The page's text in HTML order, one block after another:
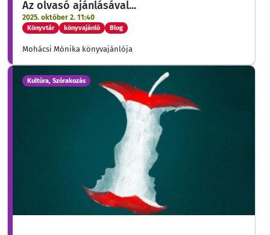
Az olvasó ajánlásával...
2025. október 2. 11:40
Könyvtár könyvajánló Blog
Mohácsi Mónika könyvajánlója
Kultúra, Szórakozás